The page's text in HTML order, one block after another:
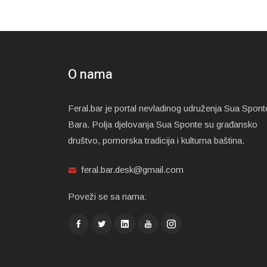
O nama
Feral.bar je portal nevladinog udruženja Sua
Bara. Polja djelovanja Sua Sponte su građansko
društvo, pomorska tradicija i kulturna baština.
feral.bar.desk@gmail.com
Poveži se sa nama: